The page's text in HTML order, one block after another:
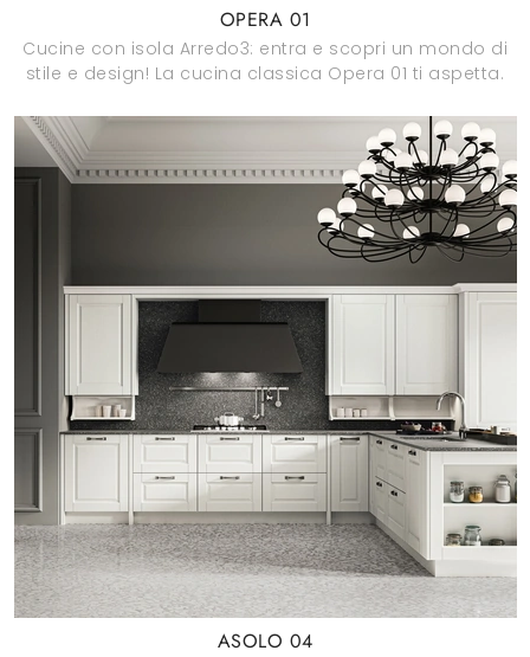
OPERA 01
Cucine con isola Arredo3: entra e scopri un mondo di
stile e design! La cucina classica Opera 01 ti aspetta.
ASOLO 04